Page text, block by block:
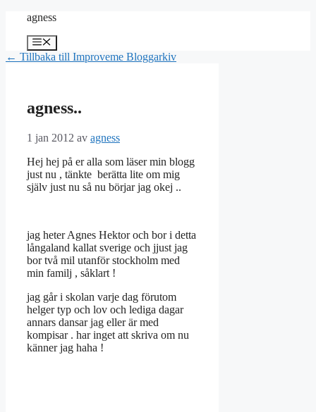
Hoppa
innehåll
agness
Meny
← Tillbaka till Improveme Bloggarkiv
agness..
1 jan 2012 av agness
Hej hej på er alla som läser min blogg
just nu , tänkte berätta lite om mig
själv just nu så nu börjar jag okej ..
jag heter Agnes Hektor och bor i detta
långaland kallat sverige och jjust jag
bor två mil utanför stockholm med
min familj , såklart !
jag går i skolan varje dag förutom
helger typ och lov och lediga dagar
annars dansar jag eller är med
kompisar . har inget att skriva om nu
känner jag haha !